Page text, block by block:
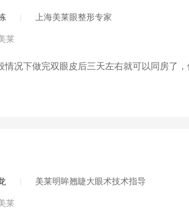
上海美莱眼整形专家
莱
下做完双眼皮后三天左右就可以同房了，
美莱明眸翘睫大眼术技术指导
莱